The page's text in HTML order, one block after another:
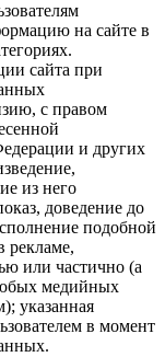
на сайте в
сайта при
с правом
и других
из него
доведение до
подобной
рекламе,
или частично (а
медийных
указанная
в момент